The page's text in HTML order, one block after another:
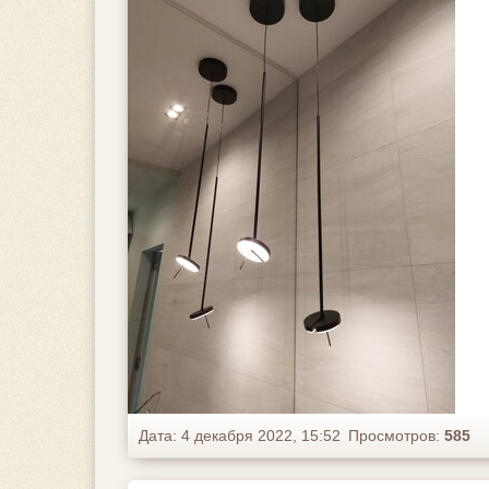
Дата: 4 декабря 2022, 15:52 Просмотров: 585